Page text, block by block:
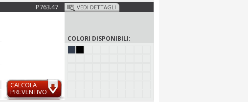
P763.47
CALCOLA
PREVENTIVO
VEDI DETTAGLI
COLORI DISPONIBILI: